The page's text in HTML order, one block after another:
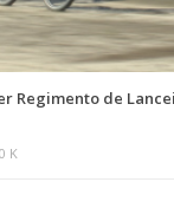
Regimento de
0 K